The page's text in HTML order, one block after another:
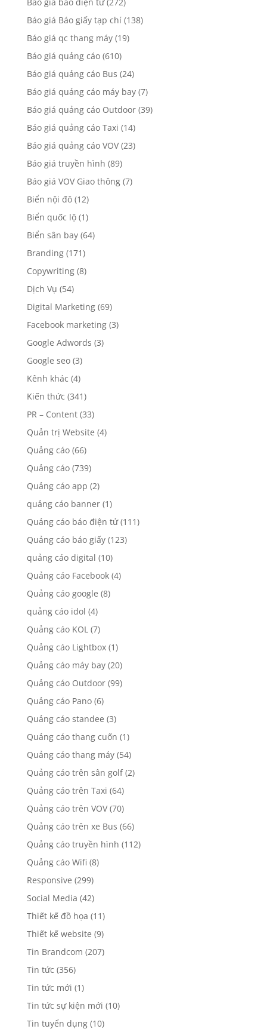
Báo giá báo điện tử(272)
Báo giá Báo giấy tạp chí(138)
Báo giá qc thang máy(19)
Báo giá quảng cáo(610)
Báo giá quảng cáo Bus (24)
Báo giá quảng cáo máy bay(7)
Báo giá quảng cáo Outdoor(39)
Báo giá quảng cáo Taxi (14)
Báo giá quảng cáo VOV(23)
Báo giá truyền hình (89)
Báo giá VOV Giao thông(7)
Biển nội đô(12)
Biển quốc lộ(1)
Biển sân bay(64)
Branding(171)
Copywriting(8)
Dịch Vụ (54)
Digital Marketing(69)
Facebook marketing(3)
Google Adwords (3)
Google seo(3)
Kênh khác (4)
Kiến thức (341)
PR – Content(33)
Quản trị Website (4)
Quảng cáo(66)
Quảng cáo(739)
Quảng cáo app (2)
quảng cáo banner(1)
Quảng cáo báo điện tử(111)
Quảng cáo báo giấy(123)
quảng cáo digital (10)
Quảng cáo Facebook(4)
Quảng cáo google (8)
quảng cáo idol (4)
Quảng cáo KOL(7)
Quảng cáo Lightbox(1)
Quảng cáo máy bay(20)
Quảng cáo Outdoor(99)
Quảng cáo Pano(6)
Quảng cáo standee (3)
Quảng cáo thang cuốn (1)
Quảng cáo thang máy(54)
Quảng cáo trên sân golf(2)
Quảng cáo trên Taxi (64)
Quảng cáo trên VOV(70)
Quảng cáo trên xe Bus (66)
Quảng cáo truyền hình (112)
Quảng cáo Wifi (8)
Responsive (299)
Social Media (42)
Thiết kế đồ họa (11)
Thiết kế website (9)
Tin Brandcom (207)
Tin tức (356)
Tin tức mới (1)
Tin tức sự kiện mới (10)
Tin tuyển dụng(10)